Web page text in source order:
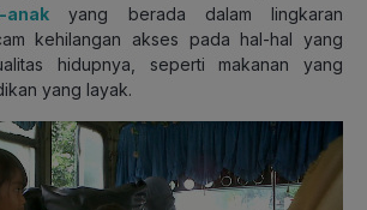
anak yang berada dalam lingkaran
kehilangan akses pada hal-hal yang
hidupnya, seperti makanan yang
yang layak.